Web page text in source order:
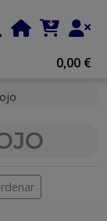
0,00 €